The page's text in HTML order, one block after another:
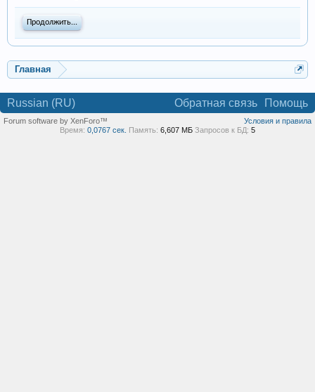
Продолжить...
Главная
Russian (RU) Обратная связь Помощь
Условия и правила
Forum software by XenForo™
Время: 0,0767 сек. Память: 6,607 МБ Запросов к БД: 5